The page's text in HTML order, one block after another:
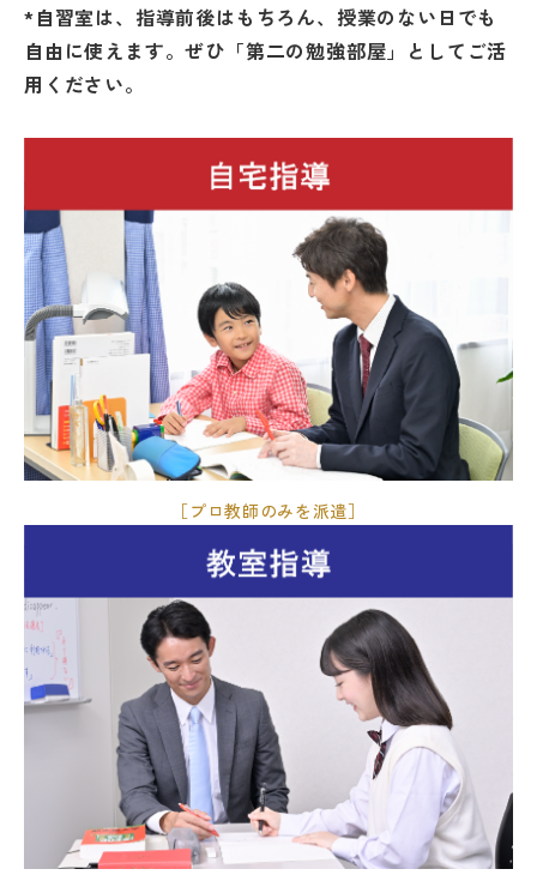
*自習室は、指導前後はもちろん、授業のない日でも
自由に使えます。ぜひ「第二の勉強部屋」としてご活
用ください。
［プロ教師のみを派遣］